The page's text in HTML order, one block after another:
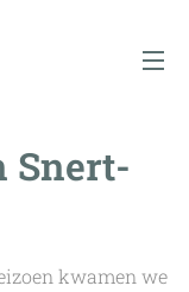
Snert-
kwamen we